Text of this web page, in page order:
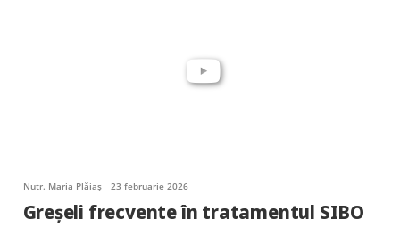
Nutr. Maria Plăiaș 23 februarie 2026
Greșeli frecvente în tratamentul SIBO